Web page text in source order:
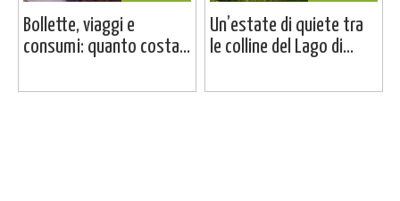
Bollette, viaggi e
consumi: quanto costa...
Un’estate di quiete tra
le colline del Lago di...